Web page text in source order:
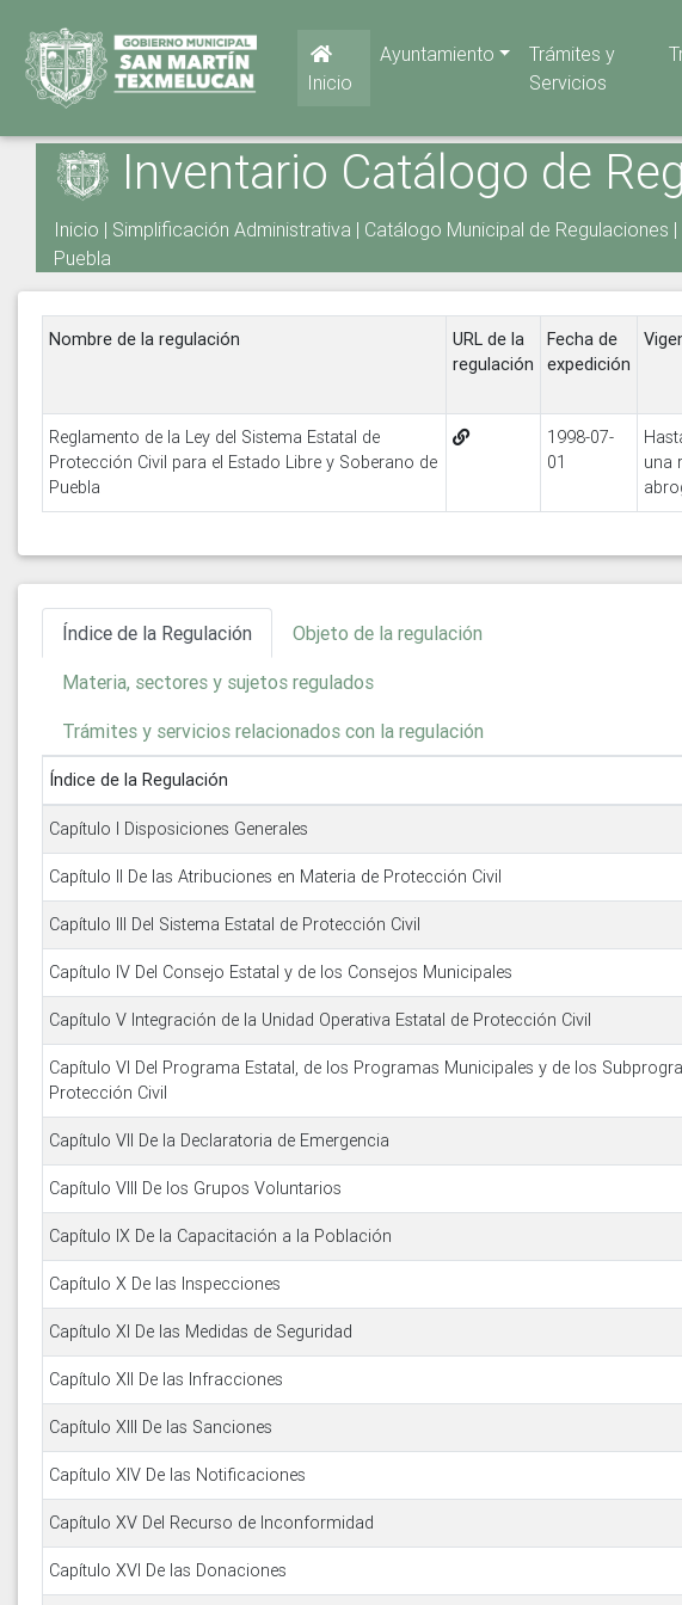
Inicio
Ayuntamiento
Trámites y
Servicios
Inventario Catálogo de
Inicio | Simplificación Administrativa | Catálogo Municipal de Regulaciones |
Puebla
Nombre de la regulación
URL de la
regulación
Fecha de
expedición
Reglamento de la Ley del Sistema Estatal de
Protección Civil para el Estado Libre y Soberano de
Puebla
1998-07-
01
una
Índice de la Regulación Objeto de la regulación
Materia, sectores y sujetos regulados
Trámites y servicios relacionados con la regulación
Índice de la Regulación
Capítulo I Disposiciones Generales
Capítulo II De las Atribuciones en Materia de Protección Civil
Capítulo III Del Sistema Estatal de Protección Civil
Capítulo IV Del Consejo Estatal y de los Consejos Municipales
Capítulo V Integración de la Unidad Operativa Estatal de Protección Civil
Capítulo VI Del Programa Estatal, de los Programas Municipales y de los
Protección Civil
Capítulo VII De la Declaratoria de Emergencia
Capítulo VIII De los Grupos Voluntarios
Capítulo IX De la Capacitación a la Población
Capítulo X De las Inspecciones
Capítulo XI De las Medidas de Seguridad
Capítulo XII De las Infracciones
Capítulo XIII De las Sanciones
Capítulo XIV De las Notificaciones
Capítulo XV Del Recurso de Inconformidad
Capítulo XVI De las Donaciones